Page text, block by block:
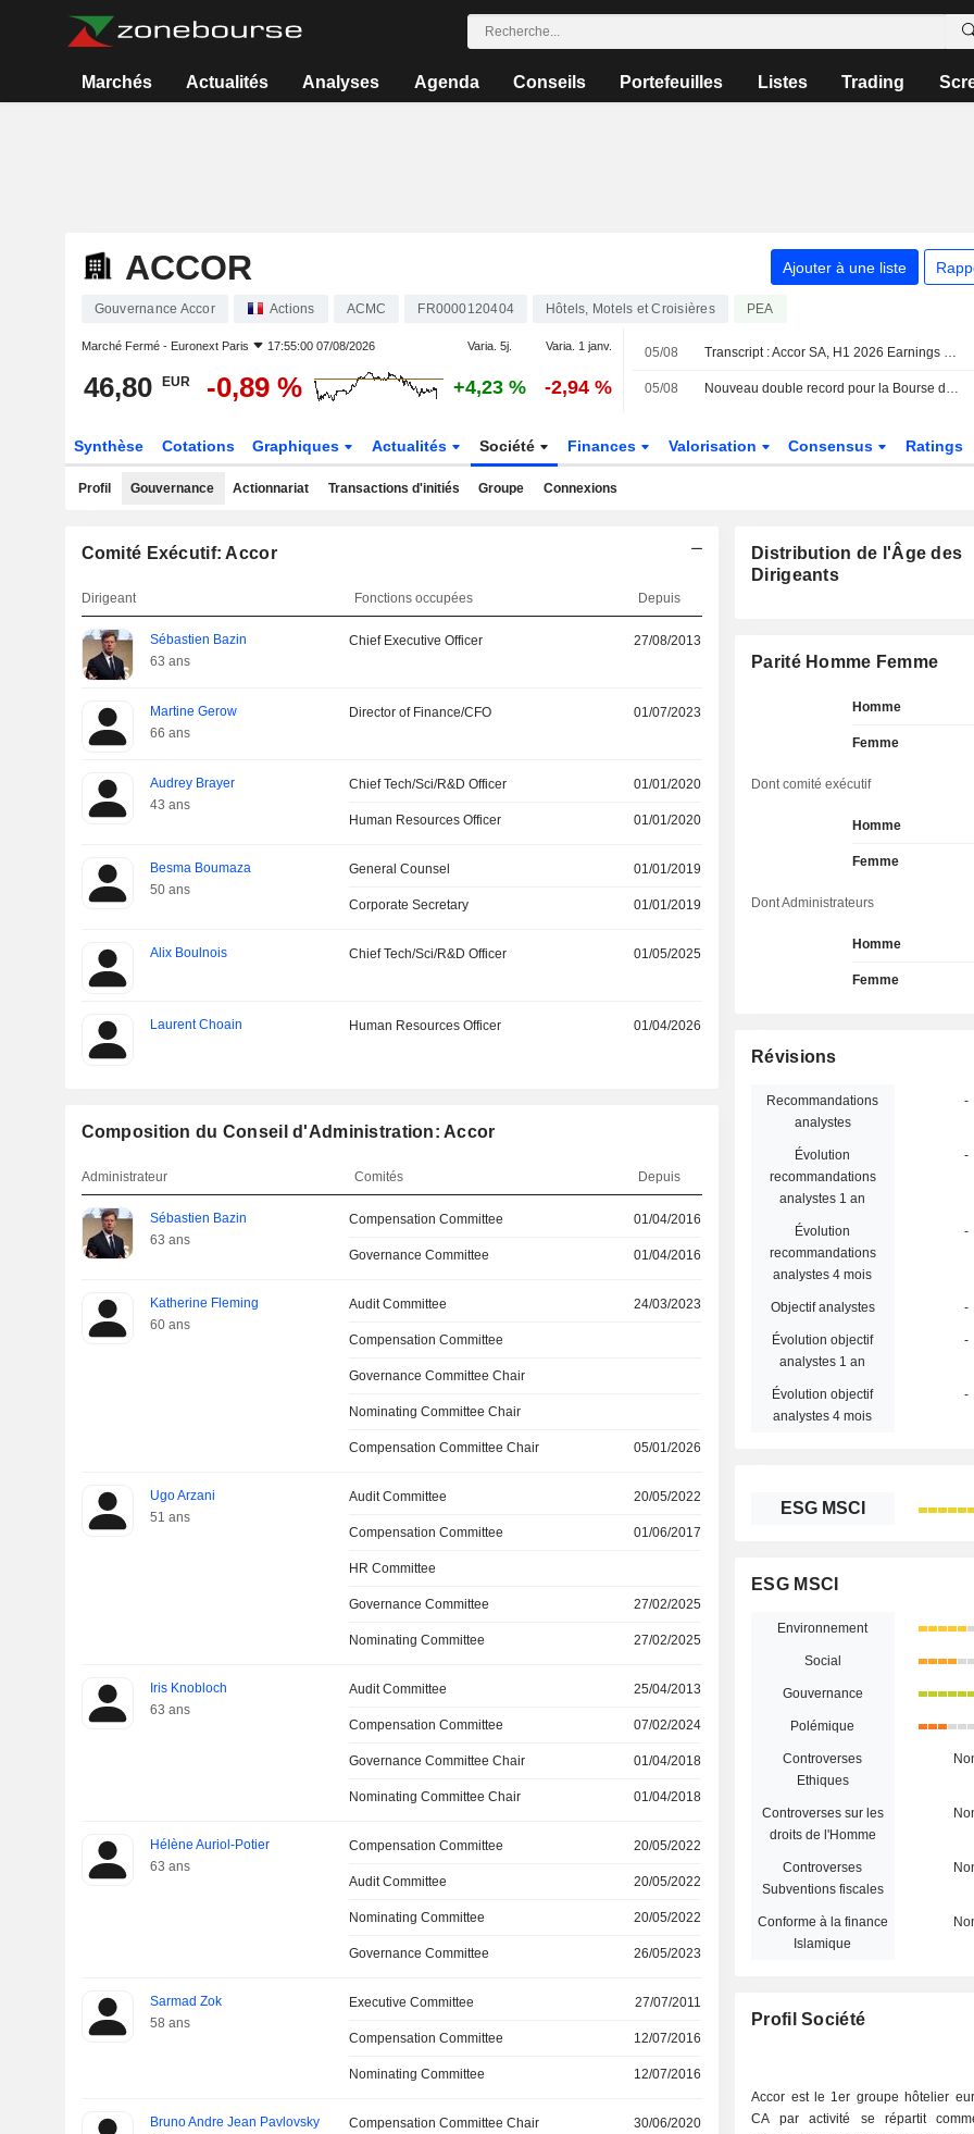
Marchés Actualités Analyses Agenda Conseils Portefeuilles Listes Trading
ACCOR Ajouter à une liste
Gouvernance Accor Actions ACMC FR0000120404 Hôtels, Motels et Croisières PEA
Marché Fermé - Euronext Paris 17:55:00 07/08/2026 Varia. 5j. Varia. 1 janv.
46,80 EUR -0,89 % +4,23 % -2,94 %
05/08 Transcript : Accor SA, H1 2026 Earnings Call, Jul 30, 2026
05/08 Nouveau double record pour la Bourse de Paris qui termine à l'équilibre
Synthèse Cotations Graphiques Actualités Société Finances Valorisation Consensus Ratings
Profil Gouvernance Actionnariat Transactions d'initiés Groupe Connexions
Comité Exécutif: Accor
Dirigeant Fonctions occupées Depuis
Sébastien Bazin
63 ans
Chief Executive Officer 27/08/2013
Martine Gerow
66 ans
Director of Finance/CFO 01/07/2023
Audrey Brayer
43 ans
Chief Tech/Sci/R&D Officer 01/01/2020
Human Resources Officer 01/01/2020
Besma Boumaza
50 ans
General Counsel 01/01/2019
Corporate Secretary 01/01/2019
Alix Boulnois Chief Tech/Sci/R&D Officer 01/05/2025
Laurent Choain Human Resources Officer 01/04/2026
Composition du Conseil d'Administration: Accor
Administrateur Comités Depuis
Sébastien Bazin
63 ans
Compensation Committee 01/04/2016
Governance Committee 01/04/2016
Katherine Fleming
60 ans
Audit Committee 24/03/2023
Compensation Committee
Governance Committee Chair
Nominating Committee Chair
Compensation Committee Chair 05/01/2026
Ugo Arzani
51 ans
Audit Committee 20/05/2022
Compensation Committee 01/06/2017
HR Committee
Governance Committee 27/02/2025
Nominating Committee 27/02/2025
Iris Knobloch
63 ans
Audit Committee 25/04/2013
Compensation Committee 07/02/2024
Governance Committee Chair 01/04/2018
Nominating Committee Chair 01/04/2018
Hélène Auriol-Potier
63 ans
Compensation Committee 20/05/2022
Audit Committee 20/05/2022
Nominating Committee 20/05/2022
Governance Committee 26/05/2023
Sarmad Zok
58 ans
Executive Committee 27/07/2011
Compensation Committee 12/07/2016
Nominating Committee 12/07/2016
Bruno Andre Jean Pavlovsky
Compensation Committee Chair 30/06/2020
Distribution de l'Âge des
Dirigeants
Parité Homme Femme
Homme
Femme
Dont comité exécutif
Homme
Femme
Dont Administrateurs
Homme
Femme
Révisions
Recommandations
analystes
-
Évolution
recommandations
analystes 1 an
-
Évolution
recommandations
analystes 4 mois
-
Objectif analystes -
Évolution objectif
analystes 1 an
-
Évolution objectif
analystes 4 mois
-
ESG MSCI
ESG MSCI
Environnement
Social
Gouvernance
Polémique
Controverses
Ethiques
Controverses sur les
droits de l'Homme
Controverses
Subventions fiscales
Conforme à la finance
Islamique
Profil Société
Accor est le 1er groupe hôtelier
CA par activité se répartit